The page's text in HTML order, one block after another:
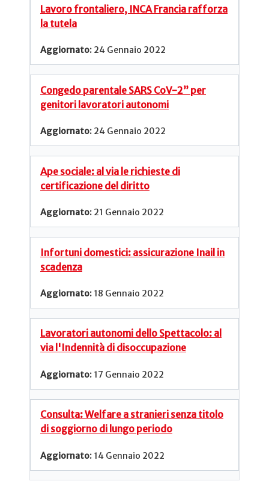
Lavoro frontaliero, INCA Francia rafforza
la tutela
24 Gennaio 2022
Congedo parentale SARS CoV-2” per
genitori lavoratori autonomi
24 Gennaio 2022
Ape sociale: al via le richieste di
certificazione del diritto
21 Gennaio 2022
Infortuni domestici: assicurazione Inail in
scadenza
18 Gennaio 2022
Lavoratori autonomi dello Spettacolo: al
via l'Indennità di disoccupazione
17 Gennaio 2022
Consulta: Welfare a stranieri senza titolo
di soggiorno di lungo periodo
14 Gennaio 2022